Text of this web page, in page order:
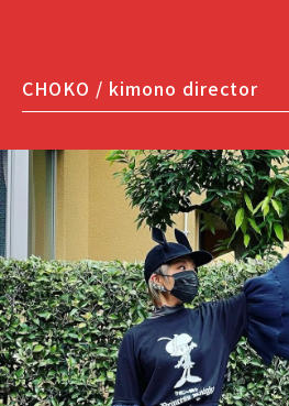
CHOKO / kimono director